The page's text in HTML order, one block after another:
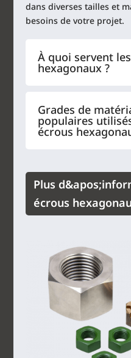
dans diverses tailles et
besoins de votre projet.
À quoi servent
hexagonaux ?
Grades de
populaires
écrous
Plus
écrous